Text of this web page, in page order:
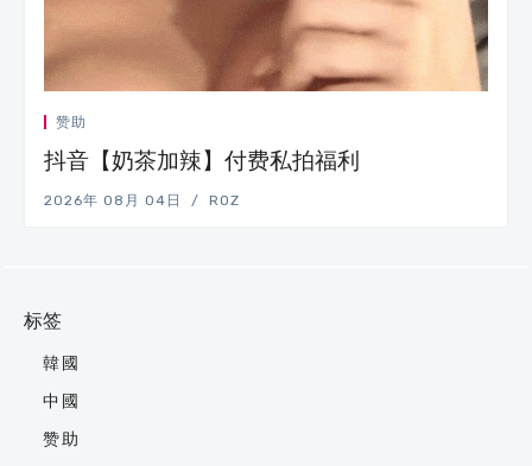
赞助
抖音【奶茶加辣】付费私拍福利
2026年 08月 04日 ROZ
标签
韓國
中國
赞助